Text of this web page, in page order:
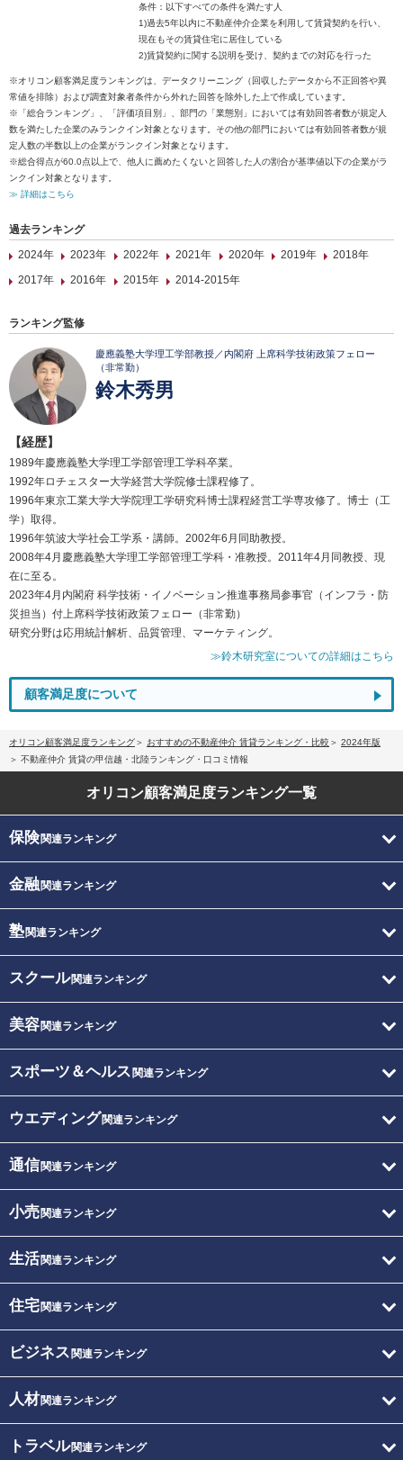
条件：以下すべての条件を満たす人
1)過去5年以内に不動産仲介企業を利用して賃貸契約を行い、
現在もその賃貸住宅に居住している
2)賃貸契約に関する説明を受け、契約までの対応を行った
※オリコン顧客満足度ランキングは、データクリーニング（回収したデータから不正回答や異
常値を排除）および調査対象者条件から外れた回答を除外した上で作成しています。
※「総合ランキング」、「評価項目別」、部門の「業態別」においては有効回答者数が規定人
数を満たした企業のみランクイン対象となります。その他の部門においては有効回答者数が規
定人数の半数以上の企業がランクイン対象となります。
※総合得点が60.0点以上で、他人に薦めたくないと回答した人の割合が基準値以下の企業がラ
ンクイン対象となります。
≫ 詳細はこちら
過去ランキング
2024年
2023年 2022年 2021年 2020年 2019年
2018年
2017年
2016年 2015年 2014-2015年
ランキング監修
慶應義塾大学理工学部教授／内閣府 上席科学技術政策フェロー
（非常勤）
鈴木秀男
【経歴】
1989年慶應義塾大学理工学部管理工学科卒業。
1992年ロチェスター大学経営大学院修士課程修了。
1996年東京工業大学大学院理工学研究科博士課程経営工学専攻修了。博士（工
学）取得。
1996年筑波大学社会工学系・講師。2002年6月同助教授。
2008年4月慶應義塾大学理工学部管理工学科・准教授。2011年4月同教授、現
在に至る。
2023年4月内閣府 科学技術・イノベーション推進事務局参事官（インフラ・防
災担当）付上席科学技術政策フェロー（非常勤）
研究分野は応用統計解析、品質管理、マーケティング。
≫鈴木研究室についての詳細はこちら
顧客満足度について
オリコン顧客満足度ランキング おすすめの不動産仲介 賃貸ランキング・比較
2024年版
不動産仲介 賃貸の甲信越・北陸ランキング・口コミ情報
オリコン顧客満足度ランキング一覧
保険関連ランキング
金融関連ランキング
塾関連ランキング
スクール関連ランキング
美容関連ランキング
スポーツ＆ヘルス 関連ランキング
ウエディング関連ランキング
通信関連ランキング
小売関連ランキング
生活関連ランキング
住宅関連ランキング
ビジネス 関連ランキング
人材関連ランキング
トラベル関連ランキング